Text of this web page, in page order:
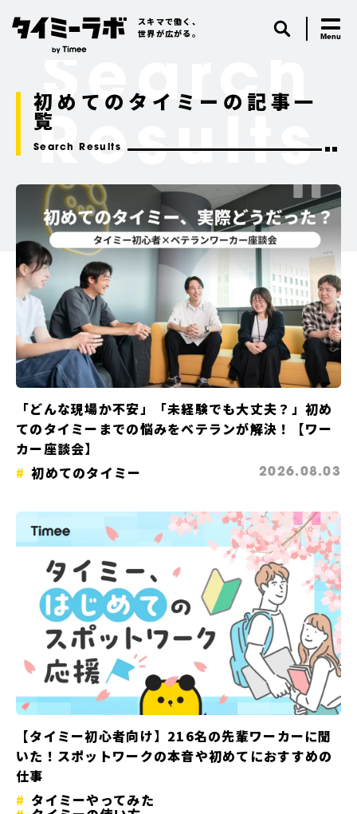
スキマで働く、
世界が広がる。
Search
Results
初めてのタイミーの記事一
覧
Search Results
「どんな現場か不安」「未経験でも大丈夫？」初め
てのタイミーまでの悩みをベテランが解決！【ワー
カー座談会】
初めてのタイミー
2026.08.03
【タイミー初心者向け】216名の先輩ワーカーに聞
いた！スポットワークの本音や初めてにおすすめの
仕事
タイミーやってみた